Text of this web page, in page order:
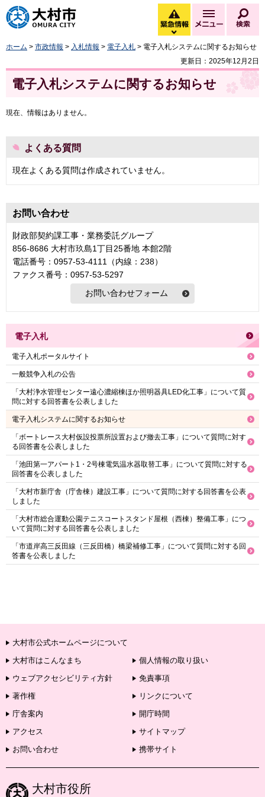
大村市
緊急情報
緊急情報を開く
メニュー
ホーム > 市政情報 > 入札情報 > 電子入札 > 電子入札システムに関するお知らせ
更新日：2025年12月2日
電子入札システムに関するお知らせ
現在、情報はありません。
よくある質問
現在よくある質問は作成されていません。
お問い合わせ
財政部契約課工事・業務委託グループ
856-8686 大村市玖島1丁目25番地 本館2階
電話番号：0957-53-4111（内線：238）
ファクス番号：0957-53-5297
電子入札
電子入札ポータルサイト
一般競争入札の公告
「大村浄水管理センター遠心濃縮棟ほか照明器具LED化工事」について質
問に対する回答書を公表しました
電子入札システムに関するお知らせ
「ボートレース大村仮設投票所設置および撤去工事」について質問に対す
る回答書を公表しました
「池田第一アパート1・2号棟電気温水器取替工事」について質問に対する
回答書を公表しました
「大村市新庁舎（庁舎棟）建設工事」について質問に対する回答書を公表
しました
「大村市総合運動公園テニスコートスタンド屋根（西棟）整備工事」につ
いて質問に対する回答書を公表しました
「市道岸高三反田線（三反田橋）橋梁補修工事」について質問に対する回
答書を公表しました
大村市公式ホームページについて
大村市はこんなまち
個人情報の取り扱い
ウェブアクセシビリティ方針
免責事項
著作権
リンクについて
庁舎案内
開庁時間
アクセス
サイトマップ
お問い合わせ
携帯サイト
大村市役所